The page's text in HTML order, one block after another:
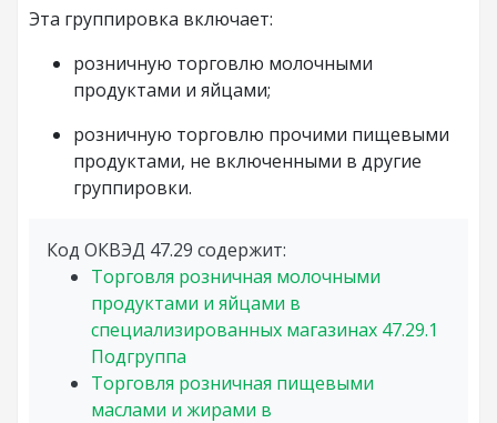
Эта группировка включает:
розничную торговлю молочными
продуктами и яйцами;
розничную торговлю прочими пищевыми
продуктами, не включенными в другие
группировки.
Код ОКВЭД 47.29 содержит:
Торговля розничная молочными
продуктами и яйцами в
специализированных магазинах 47.29.1
Подгруппа
Торговля розничная пищевыми
маслами и жирами в